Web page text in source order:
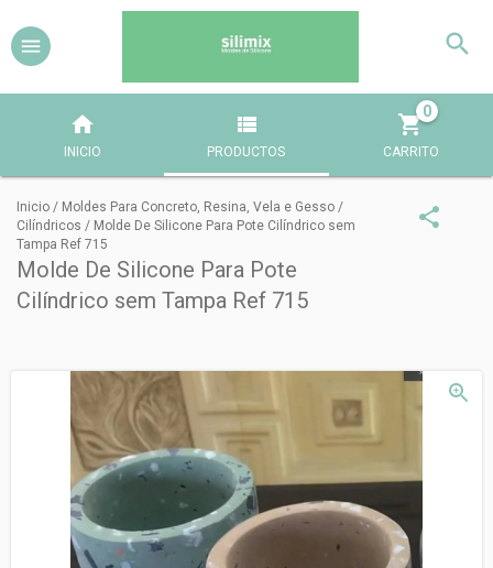
INICIO PRODUCTOS CARRITO
0
Inicio / Moldes Para Concreto, Resina, Vela e Gesso /
Cilíndricos / Molde De Silicone Para Pote Cilíndrico sem
Tampa Ref 715
Molde De Silicone Para Pote
Cilíndrico sem Tampa Ref 715